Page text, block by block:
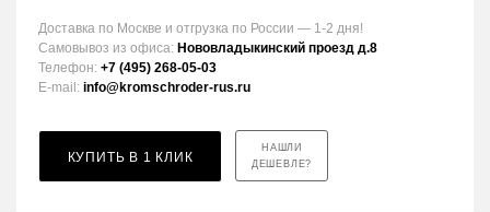
Доставка по Москве и отгрузка по России — 1-2 дня!
Самовывоз из офиса: Нововладыкинский проезд д.8
Телефон: +7 (495) 268-05-03
E-mail: info@kromschroder-rus.ru
КУПИТЬ В 1 КЛИК
НАШЛИ
ДЕШЕВЛЕ?